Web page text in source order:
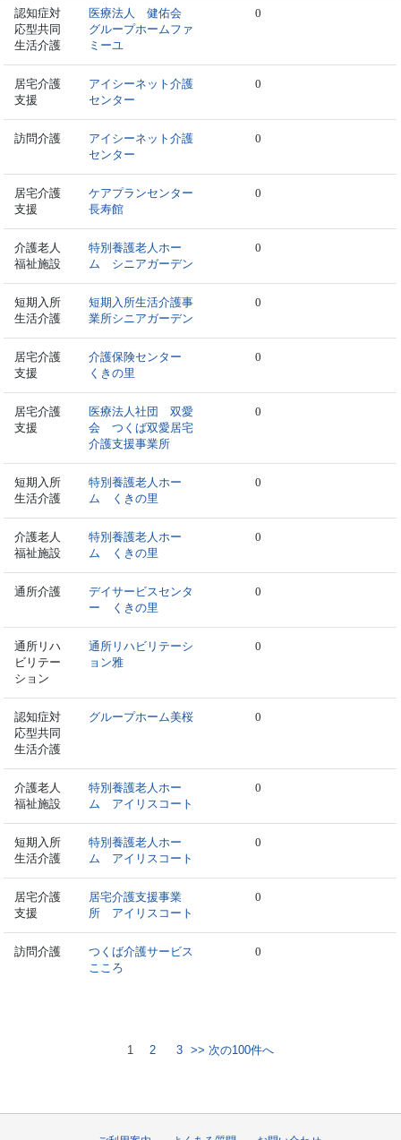
認知症対
応型共同
生活介護
医療法人 健佑会
グループホームファ
ミーユ
0
居宅介護
支援
アイシーネット介護
センター
0
訪問介護
アイシーネット介護
センター
0
居宅介護
支援
ケアプランセンター
長寿館
0
介護老人
福祉施設
特別養護老人ホー
ム シニアガーデン
0
短期入所
生活介護
短期入所生活介護事
業所シニアガーデン
0
居宅介護
支援
介護保険センター
くきの里
0
居宅介護
支援
医療法人社団 双愛
会 つくば双愛居宅
介護支援事業所
0
短期入所
生活介護
特別養護老人ホー
ム くきの里
0
介護老人
福祉施設
特別養護老人ホー
ム くきの里
0
通所介護
デイサービスセンタ
ー くきの里
0
通所リハ
ビリテー
ション
通所リハビリテーシ
ョン雅
0
認知症対
応型共同
生活介護
グループホーム美桜 0
介護老人
福祉施設
特別養護老人ホー
ム アイリスコート
0
短期入所
生活介護
特別養護老人ホー
ム アイリスコート
0
居宅介護
支援
居宅介護支援事業
所 アイリスコート
0
訪問介護
つくば介護サービス
こころ
0
1 2 3 >> 次の100件へ